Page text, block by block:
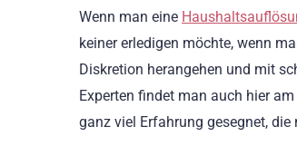
Wenn man eine
keiner erledigen möchte, wenn
Diskretion herangehen und mit
Experten findet man auch hier
ganz viel Erfahrung gesegnet,